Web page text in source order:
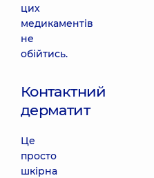
цих
медикаментів
не
обійтись.
Контактний
дерматит
Це
просто
шкірна